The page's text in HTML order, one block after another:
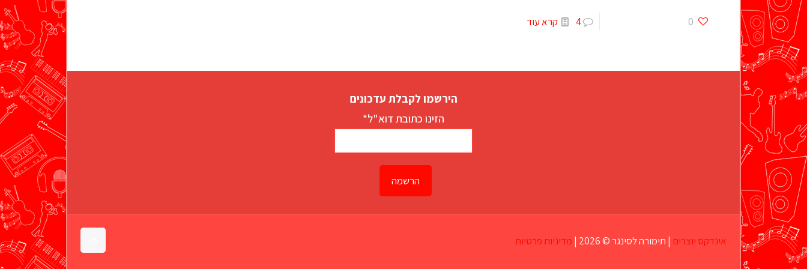
0
4 קרא עוד
הירשמו לקבלת עדכונים
הזינו כתובת דוא"ל*
אינדקס יוצרים | תימורה לסינגר © 2026 | מדיניות פרטיות